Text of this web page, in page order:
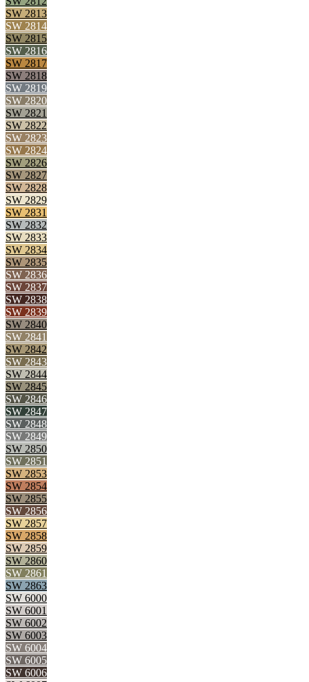
SW 2813
SW 2814
SW 2815
SW 2816
SW 2817
SW 2818
SW 2819
SW 2820
SW 2821
SW 2822
SW 2823
SW 2824
SW 2826
SW 2827
SW 2828
SW 2829
SW 2831
SW 2832
SW 2833
SW 2834
SW 2835
SW 2836
SW 2837
SW 2838
SW 2839
SW 2840
SW 2841
SW 2842
SW 2843
SW 2844
SW 2845
SW 2846
SW 2847
SW 2848
SW 2849
SW 2850
SW 2851
SW 2853
SW 2854
SW 2855
SW 2856
SW 2857
SW 2858
SW 2859
SW 2860
SW 2861
SW 2863
SW 6000
SW 6001
SW 6002
SW 6003
SW 6004
SW 6005
SW 6006